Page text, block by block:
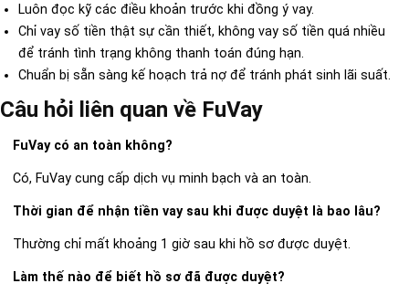
Luôn đọc kỹ các điều khoản trước khi đồng ý vay.
Chỉ vay số tiền thật sự cần thiết, không vay số tiền quá nhiều
để tránh tình trạng không thanh toán đúng hạn.
Chuẩn bị sẵn sàng kế hoạch trả nợ để tránh phát sinh lãi suất.
Câu hỏi liên quan về FuVay
FuVay có an toàn không?
Có, FuVay cung cấp dịch vụ minh bạch và an toàn.
Thời gian để nhận tiền vay sau khi được duyệt là bao lâu?
Thường chỉ mất khoảng 1 giờ sau khi hồ sơ được duyệt.
Làm thế nào để biết hồ sơ đã được duyệt?